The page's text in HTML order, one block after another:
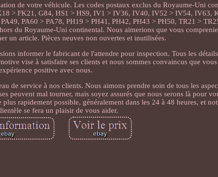
de votre véhicule. Les codes postaux exclus du Royaume-Uni
> FK21, G84, HS1 > HS9, IV1 > IV36, IV40, IV52 > IV54, IV63,
PA60 > PA78, PH19 > PH41, PH42, PH43 > PH50, TR21 >
du Royaume-Uni continental. Nous aimerions que vous
un article. Pièces neuves non ouvertes et inutilisées.
informer le fabricant de l'attendre pour inspection. Tous les
vise à satisfaire ses clients et nous sommes convaincus que
positive avec nous.
de service à nos clients. Nous aimons prendre soin de tous les
peuvent mal tourner, mais soyez assurés que nous serons là pour
rapidement possible, généralement dans les 24 à 48 heures, et
se fera un plaisir de vous aider.